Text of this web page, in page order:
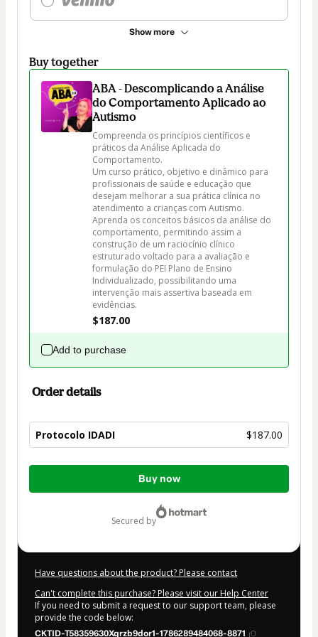
Show more
Buy together
ABA - Descomplicando a Análise
do Comportamento Aplicado ao
Autismo
Compreenda os princípios científicos e
práticos da Análise Aplicada do
Comportamento.
Um curso prático, objetivo e dinâmico para
profissionais de saúde e educação que
desejam melhorar a sua prática clínica no
atendimento a crianças com Autismo.
Aprenda os conceitos básicos da análise do
comportamento, permitindo assim a
construção de um raciocínio clínico
estruturado voltado para a avaliação e
formulação do PEI Plano de Ensino
Individualizado, possibilitando uma
intervenção mais assertiva baseada em
evidências.
$187.00
Add to purchase
Order details
Protocolo IDADI $187.00
Total
Buy now
secured by
Have questions about the product? Please contact
Can't complete this purchase? Please visit our Help Center
If you need to submit a request to our support team, please
provide the code below:
CKTID-T58359630Xqrzb9dor1-1786289484068-8871